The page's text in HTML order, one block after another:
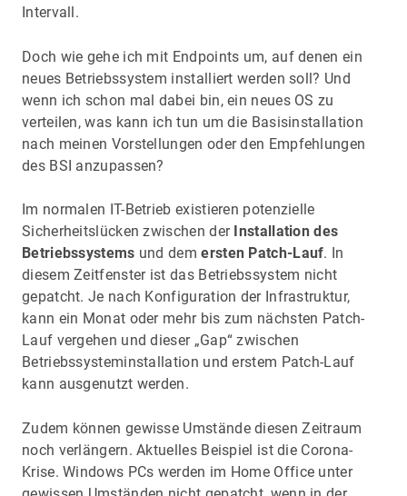
Intervall.
Doch wie gehe ich mit Endpoints um, auf denen ein
neues Betriebssystem installiert werden soll? Und
wenn ich schon mal dabei bin, ein neues OS zu
verteilen, was kann ich tun um die Basisinstallation
nach meinen Vorstellungen oder den Empfehlungen
des BSI anzupassen?
Im normalen IT-Betrieb existieren potenzielle
Sicherheitslücken zwischen der Installation des
Betriebssystems und demersten Patch-Lauf. In
diesem Zeitfenster ist das Betriebssystem nicht
gepatcht. Je nach Konfiguration der Infrastruktur,
kann ein Monat oder mehr bis zum nächsten Patch-
Lauf vergehen und dieser „Gap“ zwischen
Betriebssysteminstallation und erstem Patch-Lauf
kann ausgenutzt werden.
Zudem können gewisse Umstände diesen Zeitraum
noch verlängern. Aktuelles Beispiel ist die Corona-
Krise. Windows PCs werden im Home Office unter